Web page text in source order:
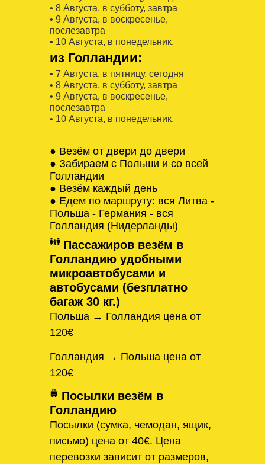
• 8 Августa, в субботу, завтра
• 9 Августa, в воскресенье,
послезавтра
• 10 Августa, в понедельник,
из Голландии:
• 7 Августa, в пятницу, сегодня
• 8 Августa, в субботу, завтра
• 9 Августa, в воскресенье,
послезавтра
• 10 Августa, в понедельник,
● Везём от двери до двери
● Забираем с Польши и со всей
Голландии
● Везём каждый день
● Едем по маршруту: вся Литва -
Польша - Германия - вся
Голландия (Нидерланды)
Пассажиров везём в
Голландию удобными
микроавтобусами и
автобусами (безплатно
багаж 30 кг.)
Польша → Голландия цена от
120€
Голландия → Польша цена от
120€
Посылки везём в
Голландию
Посылки (сумка, чемодан, ящик,
письмо) цена от 40€. Цена
перевозки зависит от размеров,